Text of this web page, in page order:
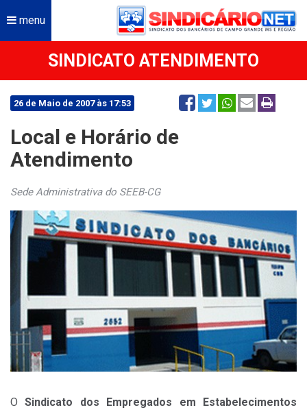
menu
SINDICATO ATENDIMENTO
26 de Maio de 2007 às 17:53
Local e Horário de
Atendimento
Sede Administrativa do SEEB-CG
O Sindicato dos Empregados em Estabelecimentos